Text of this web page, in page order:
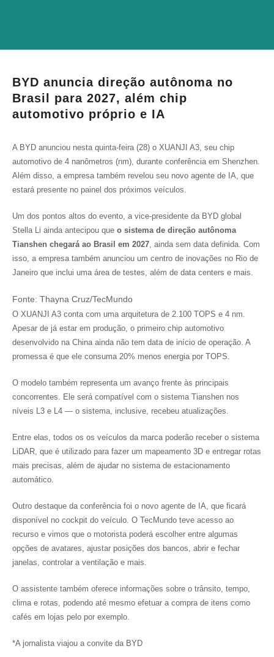
BYD anuncia direção autônoma no
Brasil para 2027, além chip
automotivo próprio e IA
A BYD anunciou nesta quinta-feira (28) o XUANJI A3, seu chip
automotivo de 4 nanômetros (nm), durante conferência em Shenzhen.
Além disso, a empresa também revelou seu novo agente de IA, que
estará presente no painel dos próximos veículos.
Um dos pontos altos do evento, a vice-presidente da BYD global
Stella Li ainda antecipou que o sistema de direção autônoma
Tianshen chegará ao Brasil em 2027, ainda sem data definida. Com
isso, a empresa também anunciou um centro de inovações no Rio de
Janeiro que inclui uma área de testes, além de data centers e mais.
Fonte: Thayna Cruz/TecMundo
O XUANJI A3 conta com uma arquitetura de 2.100 TOPS e 4 nm.
Apesar de já estar em produção, o primeiro chip automotivo
desenvolvido na China ainda não tem data de início de operação. A
promessa é que ele consuma 20% menos energia por TOPS.
O modelo também representa um avanço frente às principais
concorrentes. Ele será compatível com o sistema Tianshen nos
níveis L3 e L4 — o sistema, inclusive, recebeu atualizações.
Entre elas, todos os os veículos da marca poderão receber o sistema
LiDAR, que é utilizado para fazer um mapeamento 3D e entregar rotas
mais precisas, além de ajudar no sistema de estacionamento
automático.
Outro destaque da conferência foi o novo agente de IA, que ficará
disponível no cockpit do veículo. O TecMundo teve acesso ao
recurso e vimos que o motorista poderá escolher entre algumas
opções de avatares, ajustar posições dos bancos, abrir e fechar
janelas, controlar a ventilação e mais.
O assistente também oferece informações sobre o trânsito, tempo,
clima e rotas, podendo até mesmo efetuar a compra de itens como
cafés em lojas pelo por exemplo.
*A jornalista viajou a convite da BYD